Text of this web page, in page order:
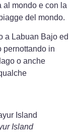
al mondo e con la
del mondo.
a Labuan Bajo ed
pernottando in
o anche
Island